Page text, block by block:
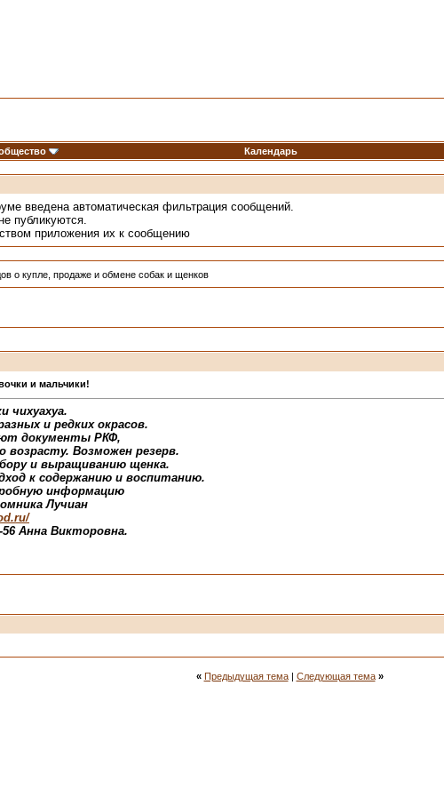
Календарь
введена автоматическая фильтрация сообщений.
публикуются.
приложения их к сообщению
о купле, продаже и обмене собак и щенков
и мальчики!
чихуахуа.
и редких окрасов.
документы РКФ,
возрасту. Возможен резерв.
и выращиванию щенка.
к содержанию и воспитанию.
информацию
Лучиан
56 Анна Викторовна.
« Предыдущая тема| Следующая тема »